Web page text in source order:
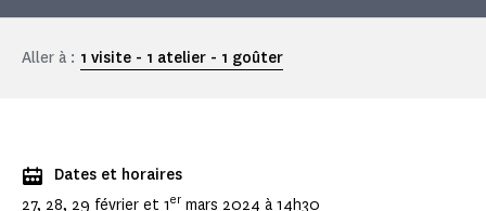
Aller à : 1 visite - 1 atelier - 1 goûter
Dates et horaires
27, 28, 29 février et 1er mars 2024 à 14h30